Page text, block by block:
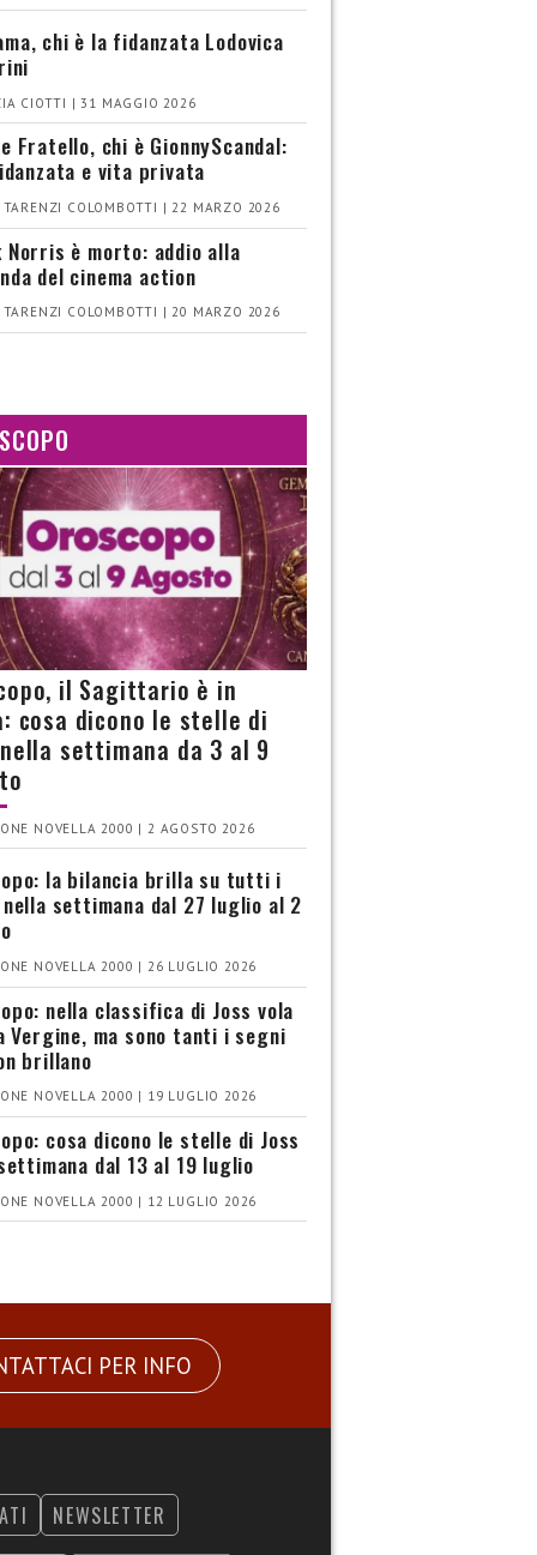
chi è la fidanzata Lodovica
CIOTTI | 31 MAGGIO 2026
Fratello, chi è GionnyScandal:
e vita privata
COLOMBOTTI | 22 MARZO 2026
Norris è morto: addio alla
del cinema action
COLOMBOTTI | 20 MARZO 2026
il Sagittario è in
cosa dicono le stelle di
settimana da 3 al 9
NOVELLA 2000 | 2 AGOSTO 2026
la bilancia brilla su tutti i
settimana dal 27 luglio al 2
NOVELLA 2000 | 26 LUGLIO 2026
nella classifica di Joss vola
Vergine, ma sono tanti i segni
brillano
NOVELLA 2000 | 19 LUGLIO 2026
cosa dicono le stelle di Joss
dal 13 al 19 luglio
NOVELLA 2000 | 12 LUGLIO 2026
PER INFO
NEWSLETTER